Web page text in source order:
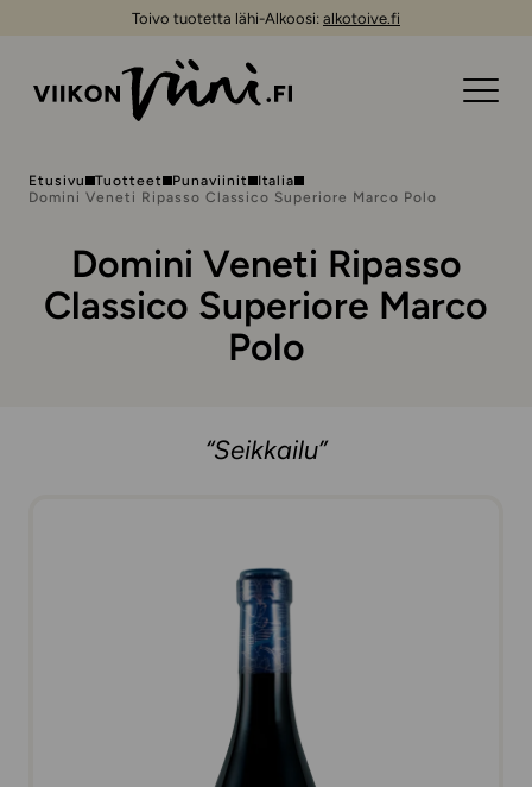
Toivo tuotetta lähi-Alkoosi: alkotoive.fi
Etusivu Tuotteet Punaviinit
Italia
Domini Veneti Ripasso Classico Superiore Marco Polo
Domini Veneti Ripasso
Classico Superiore Marco
Polo
“Seikkailu”